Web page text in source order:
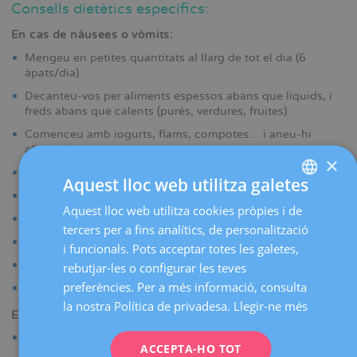
Consells dietètics específics:
En cas de nàusees o vòmits:
Mengeu en petites quantitats al llarg de tot el dia (6
àpats/dia).
Decanteu-vos per aliments espessos abans que líquids, i
freds abans que calents (purés, verdures, fruites).
Comenceu amb iogurts, flams, compotes… i aneu-hi
afegint fruites, vegetals i carns progressivament.
Prepareu menjars senzills, i eviteu les salses i les coccions.
No prengueu aliments grassos, àcids ni picants.
No prengueu cafè ni alcohol.
Mengeu segons la gana que tingueu, sense forçar-vos.
Reposeu 15-20 minuts després de cada àpat.
Esmorzar estirada al llit fa disminuir els vòmits matinals.
En cas de restrenyiment:
Beveu un o dos gots d’aigua, o millor un suc de fruites, en
dejú, cinc minuts abans de l’esmorzar.
SPANISH
CATALÀ
FRENCH
×
Aquest lloc web utilitza galetes
Aquest lloc web utilitza cookies pròpies i de
tercers per a fins analítics, de personalització
i funcionals. Pots acceptar totes les galetes,
rebutjar-les o configurar les teves
preferències. Per a més informació, consulta
la nostra Política de privadesa. Llegir-ne més
ACCEPTA-HO TOT